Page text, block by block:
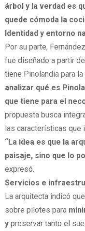
árbol y la verdad es
quede cómoda la
Identidad y entorno
Por su parte,
fue diseñado a partir
tiene Pinolandia para la
analizar qué es
que tiene para el
propuesta busca
las características que
“La idea es que la
paisaje, sino que lo
expresó.
Servicios e
La arquitecta indicó
sobre pilotes para
y preservar tanto el